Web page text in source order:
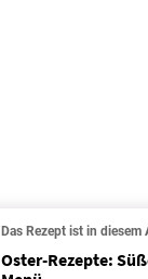
Das Rezept ist in
Oster-Rezepte: